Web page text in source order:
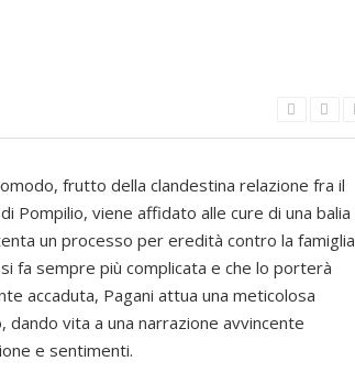
frutto della clandestina relazione fra il
Pompilio, viene affidato alle cure di una balia
un processo per eredità contro la famiglia
fa sempre più complicata e che lo porterà
accaduta, Pagani attua una meticolosa
vita a una narrazione avvincente
e sentimenti.